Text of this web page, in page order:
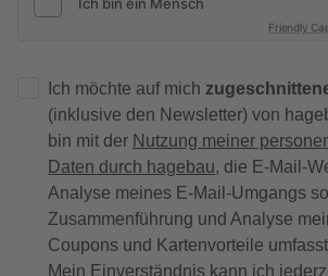
Friendly
Ich möchte auf mich
(inklusive den Newsletter) von
bin mit der Nutzung meiner
Daten durch hagebau, die E-Mail-
Analyse meines E-Mail-Umgangs
Zusammenführung und Analyse
Coupons und Kartenvorteile
Mein Einverständnis kann ich